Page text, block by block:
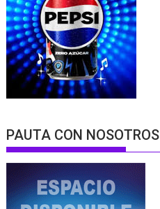
PAUTA CON NOSOTROS